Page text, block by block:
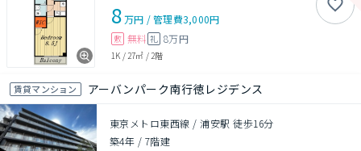
8万円 /管理費3,000円
敷 無料 礼 8万円
1K /27㎡ /2階
賃貸マンション アーバンパーク南行徳レジデンス
東京メトロ東西線 / 浦安駅 徒歩16分
築4年 / 7階建